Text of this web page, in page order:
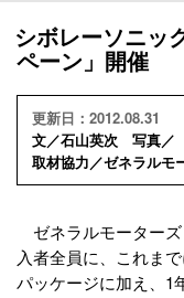
シボレーソニッ
ペーン」開催
更新日：2012.08.31
文／石山英次 写真／
取材協力／ゼネラル
ゼネラルモーター
入者全員に、これま
パッケージに加え、1